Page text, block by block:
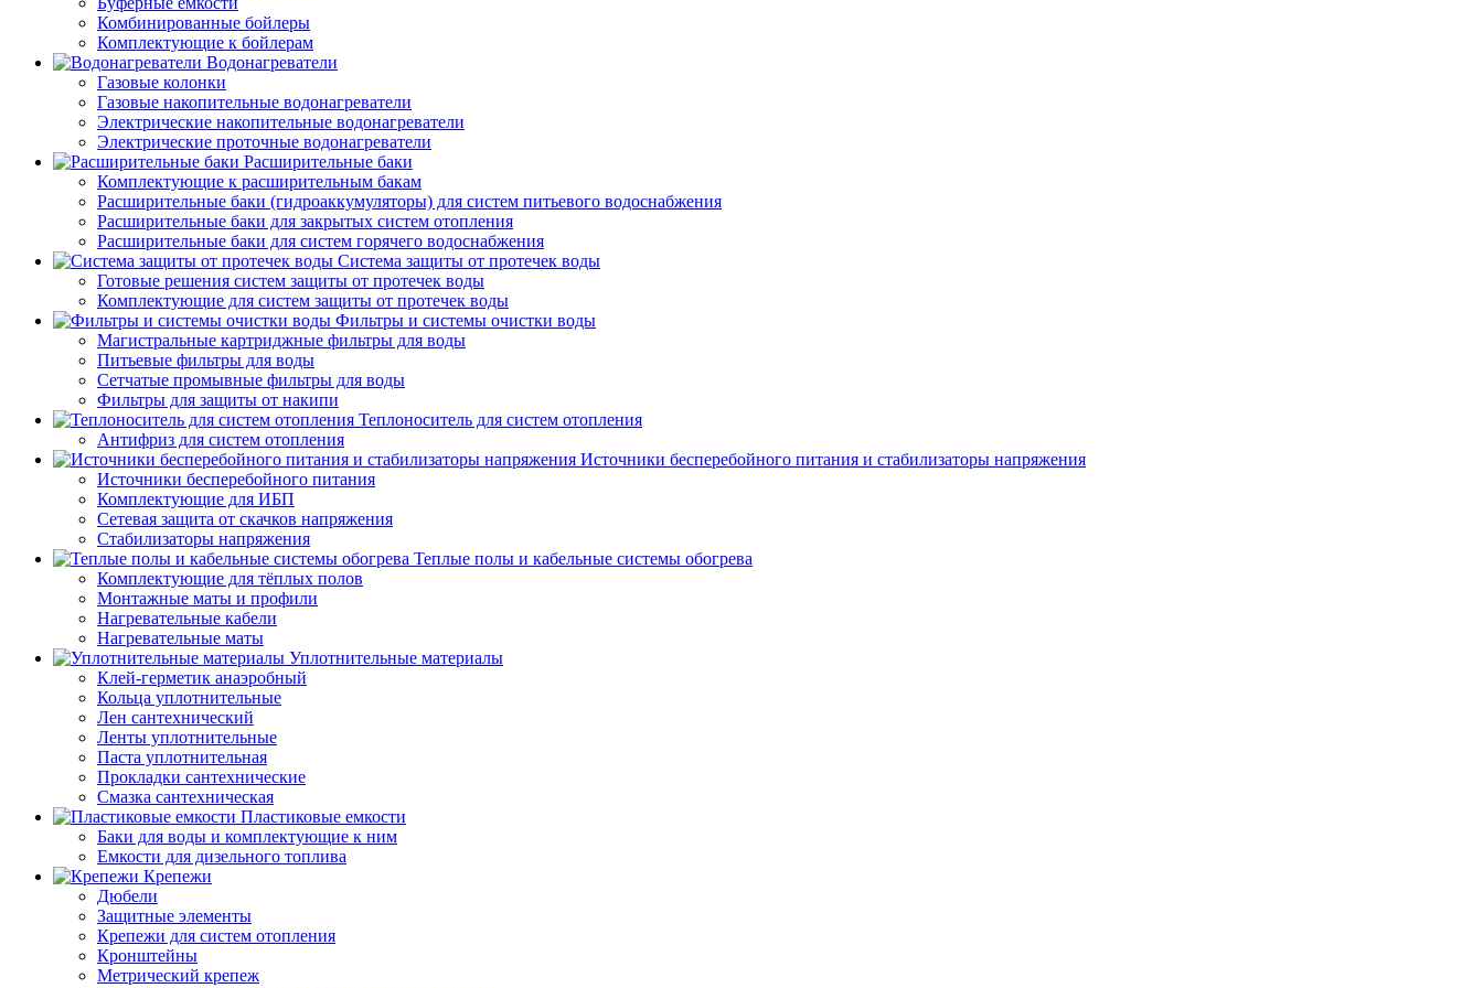
Комбинированные бойлеры
Комплектующие к бойлерам
Водонагреватели
Газовые колонки
Газовые накопительные водонагреватели
Электрические накопительные водонагреватели
Электрические проточные водонагреватели
Расширительные баки
Комплектующие к расширительным бакам
Расширительные баки (гидроаккумуляторы) для систем питьевого водоснабжения
Расширительные баки для закрытых систем отопления
Расширительные баки для систем горячего водоснабжения
Система защиты от протечек воды
Готовые решения систем защиты от протечек воды
Комплектующие для систем защиты от протечек воды
Фильтры и системы очистки воды
Магистральные картриджные фильтры для воды
Питьевые фильтры для воды
Сетчатые промывные фильтры для воды
Фильтры для защиты от накипи
Теплоноситель для систем отопления
Антифриз для систем отопления
Источники бесперебойного питания и стабилизаторы напряжения
Источники бесперебойного питания
Комплектующие для ИБП
Сетевая защита от скачков напряжения
Стабилизаторы напряжения
Теплые полы и кабельные системы обогрева
Комплектующие для тёплых полов
Монтажные маты и профили
Нагревательные кабели
Нагревательные маты
Уплотнительные материалы
Клей-герметик анаэробный
Кольца уплотнительные
Лен сантехнический
Ленты уплотнительные
Паста уплотнительная
Прокладки сантехнические
Смазка сантехническая
Пластиковые емкости
Баки для воды и комплектующие к ним
Емкости для дизельного топлива
Крепежи
Дюбели
Защитные элементы
Крепежи для систем отопления
Кронштейны
Метрический крепеж